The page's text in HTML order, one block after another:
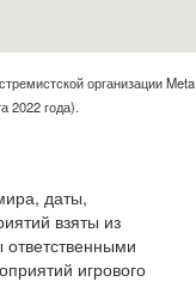
организации Meta
2022 года).
даты,
взяты из
ответственными
игрового